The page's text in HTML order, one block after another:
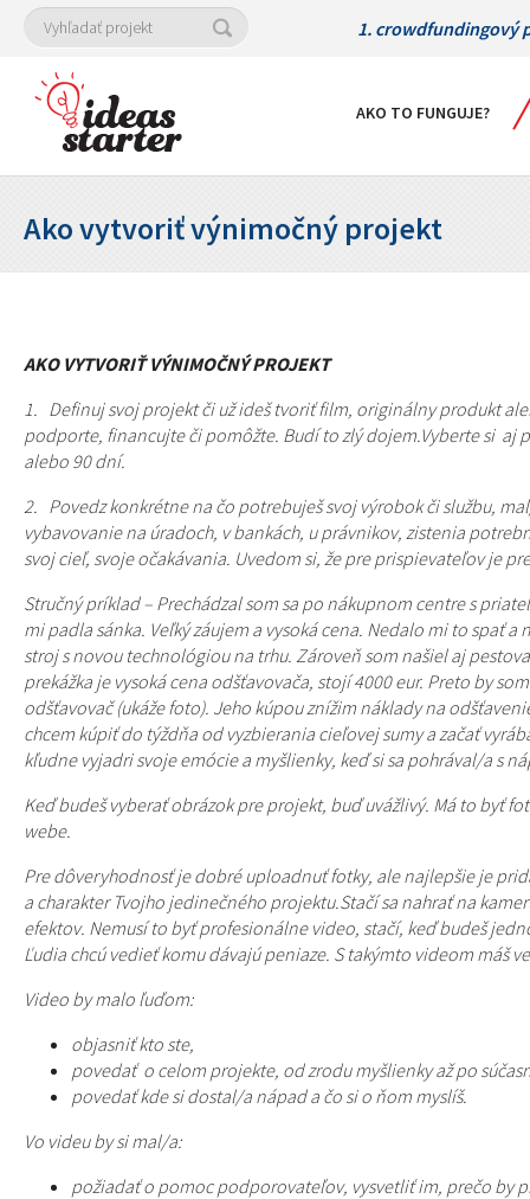
1. crowdfundingový
AKO TO FUNGUJE?
Ako vytvoriť výnimočný projekt
AKO VYTVORIŤ VÝNIMOČNÝ PROJEKT
1. Definuj svoj projekt či už ideš tvoriť film, originálny produkt
podporte, financujte či pomôžte. Budí to zlý dojem.Vyberte si aj
alebo 90 dní.
2. Povedz konkrétne na čo potrebuješ svoj výrobok či službu,
vybavovanie na úradoch, v bankách, u právnikov, zistenia
svoj cieľ, svoje očakávania. Uvedom si, že pre prispievateľov je
Stručný príklad – Prechádzal som sa po nákupnom centre s
mi padla sánka. Veľký záujem a vysoká cena. Nedalo mi to spať
stroj s novou technológiou na trhu. Zároveň som našiel aj
prekážka je vysoká cena odšťavovača, stojí 4000 eur. Preto by
odšťavovač (ukáže foto). Jeho kúpou znížim náklady na
chcem kúpiť do týždňa od vyzbierania cieľovej sumy a začať
kľudne vyjadri svoje emócie a myšlienky, keď si sa pohrával/a s
Keď budeš vyberať obrázok pre projekt, buď uvážlivý. Má to byť
webe.
Pre dôveryhodnosť je dobré uploadnuť fotky, ale najlepšie je
a charakter Tvojho jedinečného projektu.Stačí sa nahrať na
efektov. Nemusí to byť profesionálne video, stačí, keď budeš
Ľudia chcú vedieť komu dávajú peniaze. S takýmto videom máš
Video by malo ľuďom:
objasniť kto ste,
povedať o celom projekte, od zrodu myšlienky až po
povedať kde si dostal/a
Vo videu by si mal/a:
požiadať o pomoc podporovateľov, vysvetliť im, prečo by